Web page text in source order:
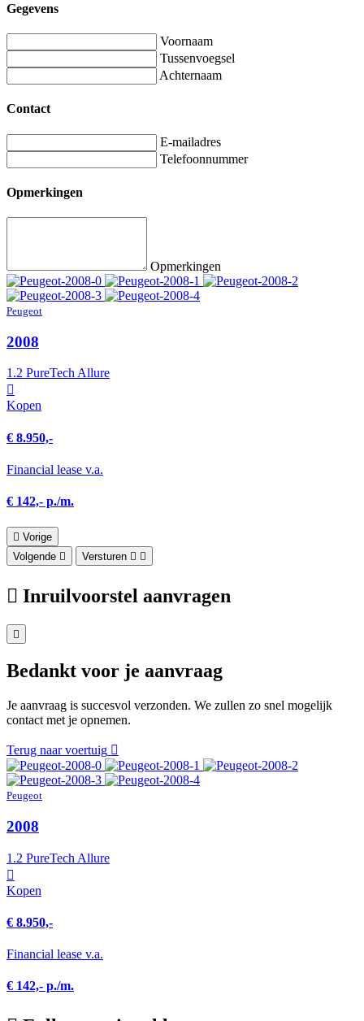
Gegevens
Voornaam
Tussenvoegsel
Achternaam
Contact
E-mailadres
Telefoonnummer
Opmerkingen
Opmerkingen
Peugeot
2008
1.2 PureTech Allure
Kopen
€ 8.950,-
Financial lease v.a.
€ 142,- p./m.
Vorige
Volgende
Versturen
Inruilvoorstel aanvragen
Bedankt voor je aanvraag
Je aanvraag is succesvol verzonden. We zullen zo snel mogelijk
contact met je opnemen.
Terug naar voertuig
Peugeot
2008
1.2 PureTech Allure
Kopen
€ 8.950,-
Financial lease v.a.
€ 142,- p./m.